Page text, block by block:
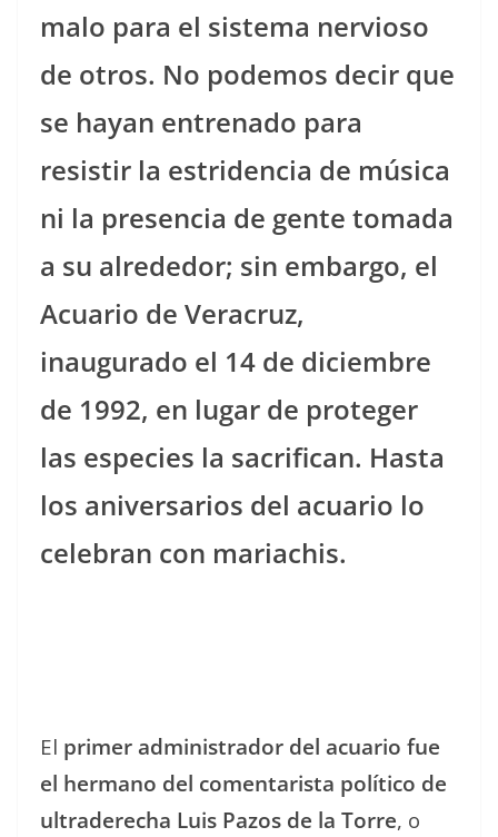
malo para el sistema nervioso
de otros. No podemos decir que
se hayan entrenado para
resistir la estridencia de música
ni la presencia de gente tomada
a su alrededor; sin embargo, el
Acuario de Veracruz,
inaugurado el 14 de diciembre
de 1992, en lugar de proteger
las especies la sacrifican. Hasta
los aniversarios del acuario lo
celebran con mariachis.
El primer administrador del acuario fue
el hermano del comentarista político de
ultraderecha Luis Pazos de la Torre, o